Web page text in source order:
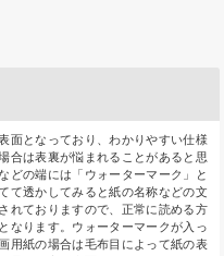
面となっており、わかりやすい仕様
合は表裏が悩まれることがあると思
どの端には「ウォーターマーク」と
て透かしてみると紙の名称などの文
れておりますので、正常に読める方
なります。ウォーターマークが入っ
用紙の場合は毛布目によって紙の表